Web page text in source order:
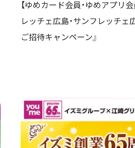
【ゆめカード会員・ゆめアプリ
レッチェ広島・サンフレッチェ
ご招待キャンペーン』